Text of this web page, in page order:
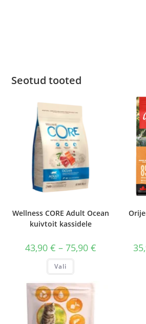
Seotud tooted
Wellness CORE Adult Ocean
kuivtoit kassidele
43,90 € – 75,90 €43,90 €
Vali
Sellel
on
mitu
varianti.
Valikuid
saab
teha
tootelehel.